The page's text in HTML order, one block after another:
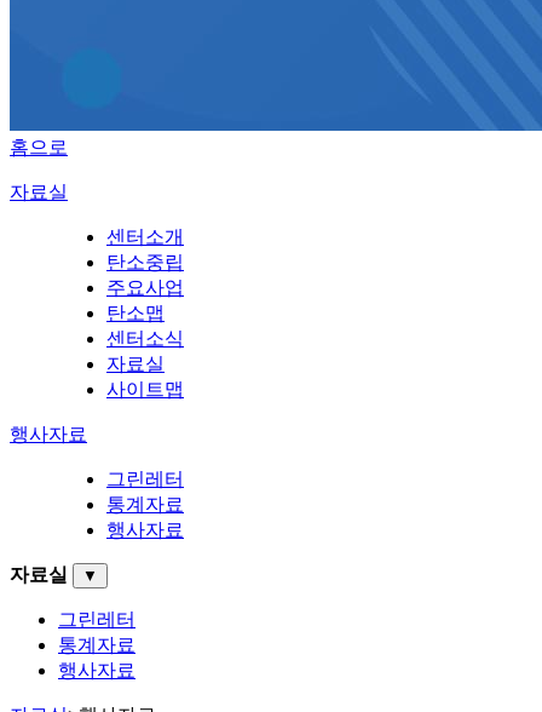
홈으로
자료실
센터소개
탄소중립
주요사업
탄소맵
센터소식
자료실
사이트맵
행사자료
그린레터
통계자료
행사자료
자료실 ▼
그린레터
통계자료
행사자료